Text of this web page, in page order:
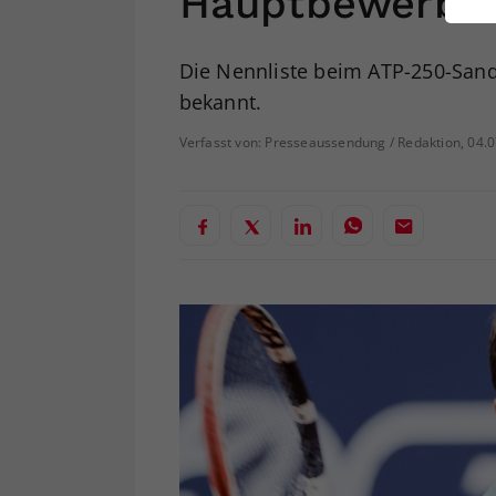
Die Nennliste beim ATP-250-
bekannt.
Verfasst von: Presseaussendung / Redaktion,